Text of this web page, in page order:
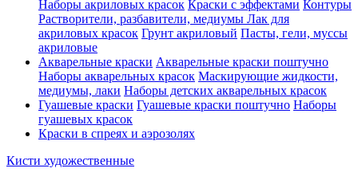
Наборы акриловых красок Краски с эффектами Контуры
Растворители, разбавители, медиумы Лак для
акриловых красок Грунт акриловый Пасты, гели, муссы
акриловые
Акварельные краски Акварельные краски поштучно
Наборы акварельных красок Маскирующие жидкости,
медиумы, лаки Наборы детских акварельных красок
Гуашевые краски Гуашевые краски поштучно Наборы
гуашевых красок
Краски в спреях и аэрозолях
Кисти художественные